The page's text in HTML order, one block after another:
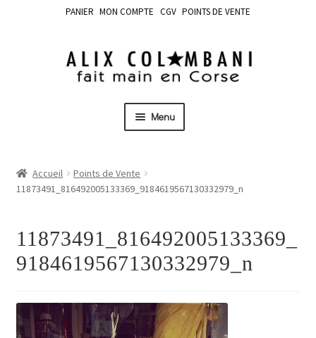
PANIER MON COMPTE CGV POINTS DE VENTE
Menu
Accueil
Points de Vente
11873491_816492005133369_9184619567130332979_n
11873491_816492005133369_
9184619567130332979_n